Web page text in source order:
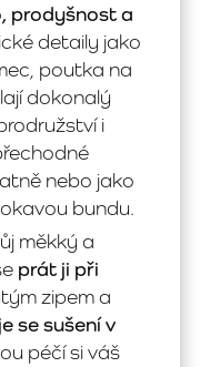
prodyšnost a
detaily jako
poutka na
dokonalý
i
nebo jako
bundu.
měkký a
prát ji při
zipem a
se sušení v
péčí si váš